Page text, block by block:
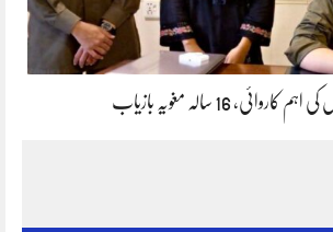
کاروائی، 16 سالہ مغویہ بازیاب